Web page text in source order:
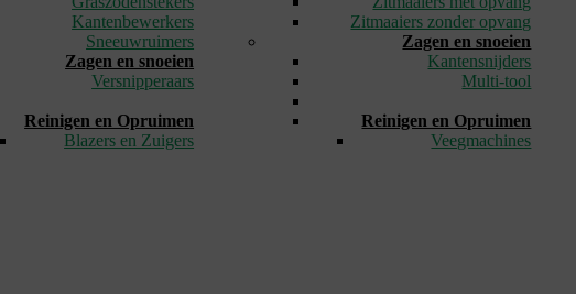
Kantenbewerkers
Sneeuwruimers
Zagen en snoeien
Versnipperaars
Reinigen en Opruimen
Blazers en Zuigers
Zitmaaiers zonder opvang
Zagen en snoeien
Kantensnijders
Multi-tool
Reinigen en Opruimen
Veegmachines